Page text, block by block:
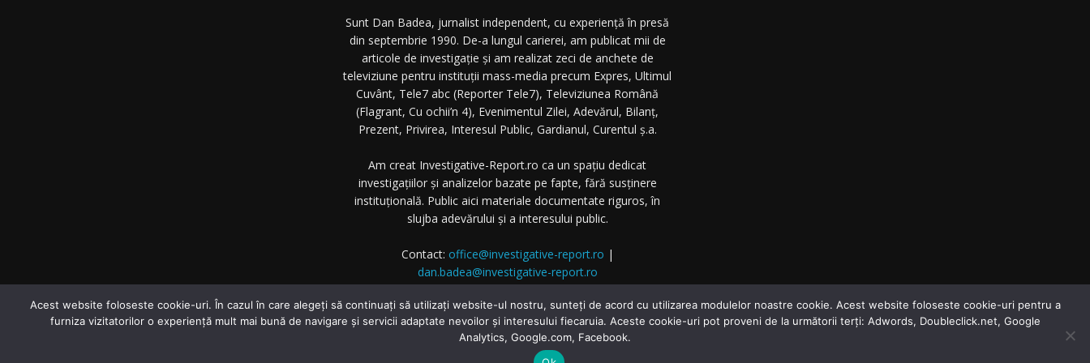
Sunt Dan Badea, jurnalist independent, cu experiență în presă
din septembrie 1990. De-a lungul carierei, am publicat mii de
articole de investigație și am realizat zeci de anchete de
televiziune pentru instituții mass-media precum Expres, Ultimul
Cuvânt, Tele7 abc (Reporter Tele7), Televiziunea Română
(Flagrant, Cu ochii’n 4), Evenimentul Zilei, Adevărul, Bilanț,
Prezent, Privirea, Interesul Public, Gardianul, Curentul ș.a.
Am creat Investigative-Report.ro ca un spațiu dedicat
investigațiilor și analizelor bazate pe fapte, fără susținere
instituțională. Public aici materiale documentate riguros, în
slujba adevărului și a interesului public.
Contact: office@investigative-report.ro |
dan.badea@investigative-report.ro
© 2025 Investigative-Report.ro. Toate drepturile rezervate.
Acest website foloseste cookie-uri. În cazul în care alegeți să continuați să utilizați website-ul nostru, sunteți de acord cu utilizarea modulelor noastre cookie. Acest website foloseste cookie-uri pentru a
furniza vizitatorilor o experiență mult mai bună de navigare și servicii adaptate nevoilor și interesului fiecaruia. Aceste cookie-uri pot proveni de la următorii terți: Adwords, Doubleclick.net, Google
Analytics, Google.com, Facebook.